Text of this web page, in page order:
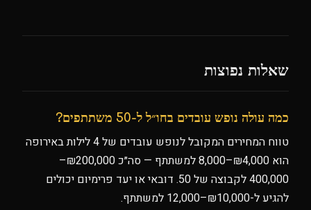
שאלות נפוצות
כמה עולה נופש עובדים בחו״ל ל-50 משתתפים?
טווח המחירים המקובל לנופש עובדים של 4 לילות באירופה
הוא ₪4,000–8,000 למשתתף — סה״כ ₪200,000–
400,000 לקבוצה של 50. דובאי או יעד פרימיום יכולים
להגיע ל-₪10,000–12,000 למשתתף.